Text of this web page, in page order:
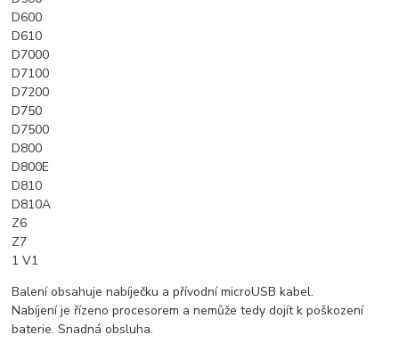
D600
D610
D7000
D7100
D7200
D750
D7500
D800
D800E
D810
D810A
Z6
Z7
1 V1
Balení obsahuje nabíječku a přívodní microUSB kabel.
Nabíjení je řízeno procesorem a nemůže tedy dojít k poškození
baterie. Snadná obsluha.